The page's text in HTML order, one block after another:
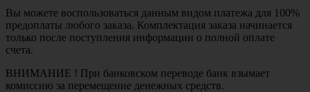
Вы можете воспользоваться данным видом платежа для 100%
предоплаты любого заказа. Комплектация заказа начинается
только после поступления информации о полной оплате
счета.
ВНИМАНИЕ ! При банковском переводе банк взымает
комиссию за перемещение денежных средств.